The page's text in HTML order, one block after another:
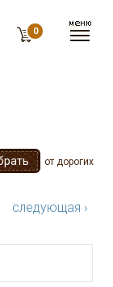
0
от дорогих
следующая ›